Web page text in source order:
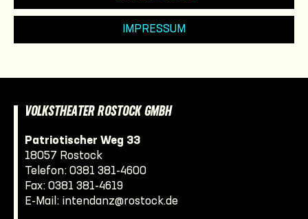
IMPRESSUM
VOLKSTHEATER ROSTOCK GMBH
Patriotischer Weg 33
18057 Rostock
Telefon: 0381 381-4600
Fax: 0381 381-4619
E-Mail: intendanz@rostock.de